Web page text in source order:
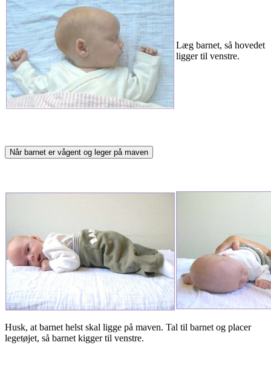
Læg barnet, så hovedet
ligger til venstre.
Når barnet er vågent og leger på maven
Husk, at barnet helst skal ligge på maven. Tal til barnet og placer
legetøjet, så barnet kigger til venstre.